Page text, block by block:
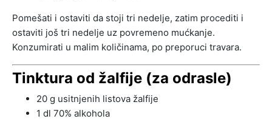
Pomešati i ostaviti da stoji tri nedelje, zatim procediti i
ostaviti još tri nedelje uz povremeno mućkanje.
Konzumirati u malim količinama, po preporuci travara.
Tinktura od žalfije (za odrasle)
20 g usitnjenih listova žalfije
1 dl 70% alkohola